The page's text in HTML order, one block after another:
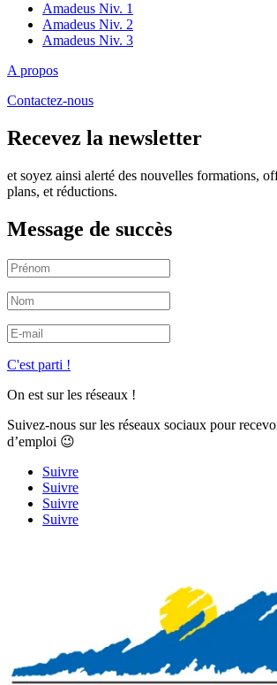
Amadeus Niv. 1
Amadeus Niv. 2
Amadeus Niv. 3
A propos
Contactez-nous
Recevez la newsletter
et soyez ainsi alerté des nouvelles formations,
plans, et réductions.
Message de succès
C'est parti !
On est sur les réseaux !
Suivez-nous sur les réseaux sociaux pour
d’emploi 😉
Suivre
Suivre
Suivre
Suivre